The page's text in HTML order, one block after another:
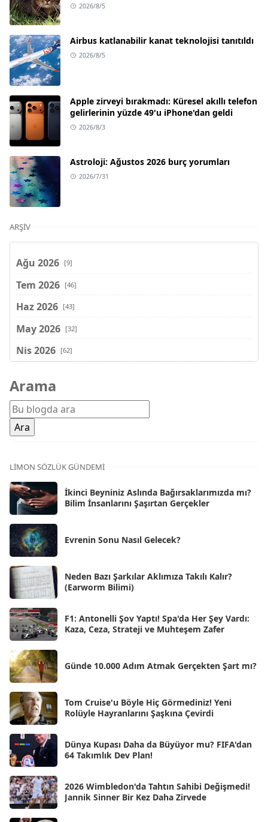
2026/8/5
Airbus katlanabilir kanat teknolojisi tanıtıldı
2026/8/5
Apple zirveyi bırakmadı: Küresel akıllı telefon
gelirlerinin yüzde 49'u iPhone'dan geldi
2026/8/3
Astroloji: Ağustos 2026 burç yorumları
2026/7/31
ARŞIV
Ağu 2026 [9]
Tem 2026 [46]
Haz 2026 [43]
May 2026 [32]
Nis 2026 [62]
Şub 2026
Oca 2026 [72]
Ara 2025
Kas 2025
Eki 2025
Eyl 2025 [56]
Ağu 2025
Tem 2025
Haz 2025
May 2025 [54]
Nis 2025 [56]
Mar 2025
Şub 2025
Oca 2025
Ara 2024 [25]
Kas 2024
Eki 2024 [46]
Eyl 2024
Ağu 2024 [10]
Tem 2024
Arama
LIMON SÖZLÜK GÜNDEMI
İkinci Beyniniz Aslında Bağırsaklarımızda mı?
Bilim İnsanlarını Şaşırtan Gerçekler
Evrenin Sonu Nasıl Gelecek?
Neden Bazı Şarkılar Aklımıza Takılı Kalır?
(Earworm Bilimi)
F1: Antonelli Şov Yaptı! Spa'da Her Şey Vardı:
Kaza, Ceza, Strateji ve Muhteşem Zafer
Günde 10.000 Adım Atmak Gerçekten Şart mı?
Tom Cruise'u Böyle Hiç Görmediniz! Yeni
Rolüyle Hayranlarını Şaşkına Çevirdi
Dünya Kupası Daha da Büyüyor mu? FIFA'dan
64 Takımlık Dev Plan!
2026 Wimbledon'da Tahtın Sahibi Değişmedi!
Jannik Sinner Bir Kez Daha Zirvede